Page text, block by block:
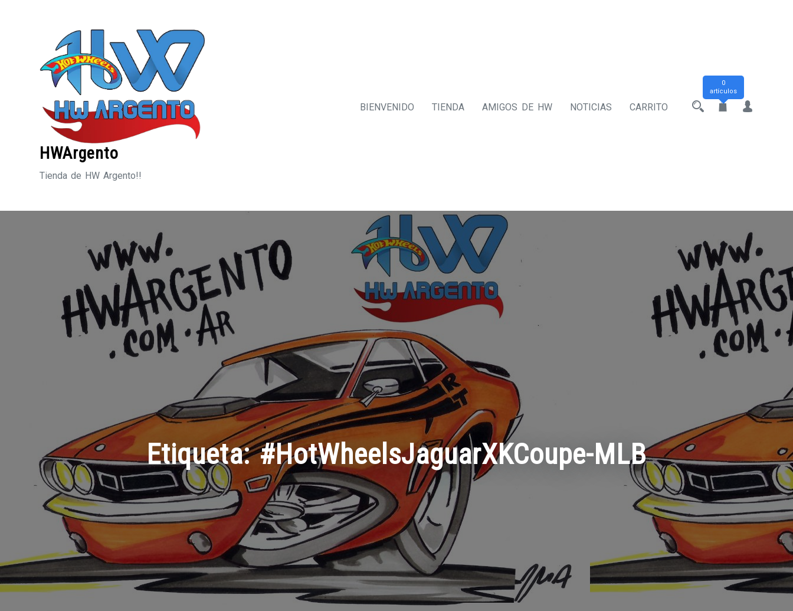
HWArgento
Tienda de HW Argento!!
BIENVENIDO TIENDA AMIGOS DE HW NOTICIAS CARRITO
0
artículos
Etiqueta:#HotWheelsJaguarXKCoupe-MLB